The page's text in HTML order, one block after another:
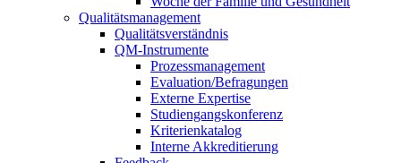
Qualitätsmanagement
Qualitätsverständnis
QM-Instrumente
Prozessmanagement
Evaluation/Befragungen
Externe Expertise
Studiengangskonferenz
Kriterienkatalog
Interne Akkreditierung